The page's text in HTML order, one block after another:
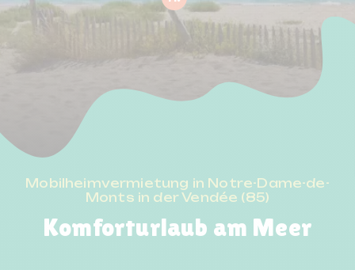
Mobilheimvermietung in Notre-Dame-de-
Monts in der Vendée (85)
Komforturlaub am Meer